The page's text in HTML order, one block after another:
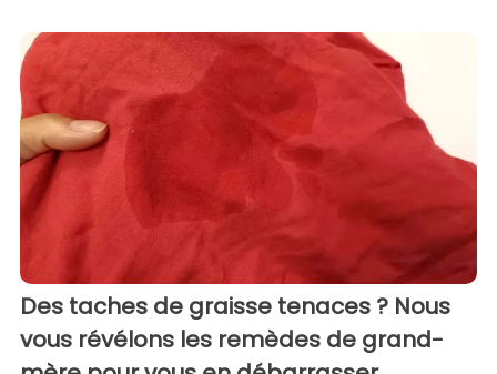
Des taches de graisse tenaces ? Nous
vous révélons les remèdes de grand-